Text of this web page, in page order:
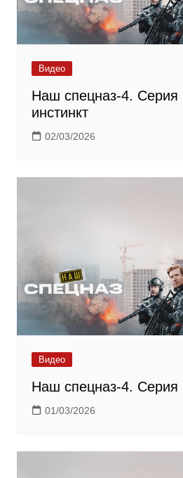
Видео
Наш спецназ-4. Серия
инстинкт
02/03/2026
Видео
Наш спецназ-4. Серия
01/03/2026